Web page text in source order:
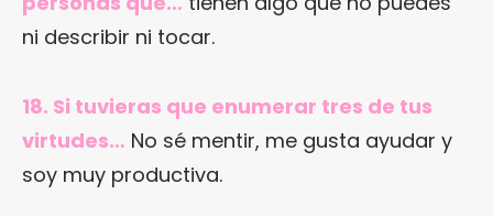
ni describir ni tocar.
18. Si tuvieras que enumerar tres de tus
virtudes… No sé mentir, me gusta ayudar y
soy muy productiva.